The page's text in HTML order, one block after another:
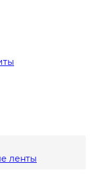
ленты